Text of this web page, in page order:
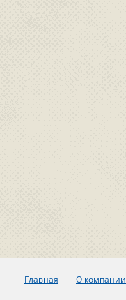
Главная О компании